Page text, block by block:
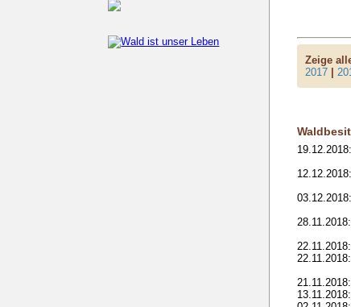
Zeige
2017|
19.12.2018:
12.12.2018:
03.12.2018:
28.11.2018:
22.11.2018:
22.11.2018:
21.11.2018:
13.11.2018: